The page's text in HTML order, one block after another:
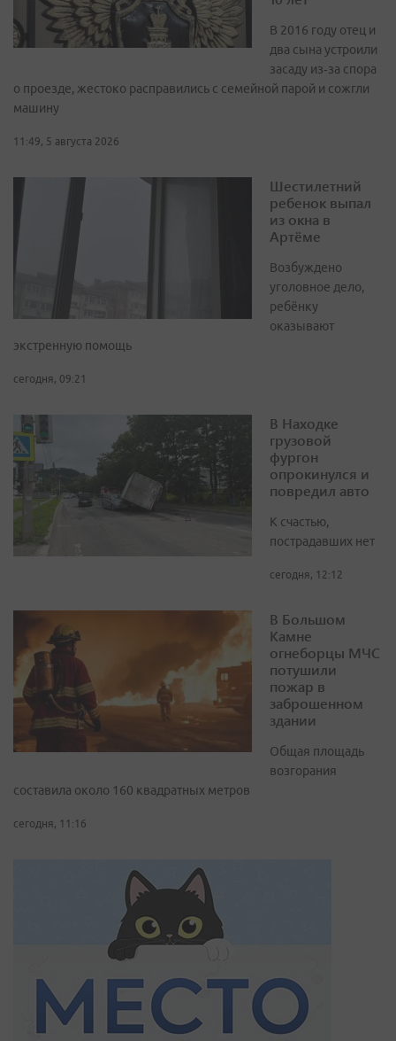
В 2016 году отец и
два сына устроили
засаду из‑за спора
о проезде, жестоко расправились с семейной парой и сожгли
машину
11:49, 5 августа 2026
Шестилетний
ребенок выпал
из окна в
Артёме
Возбуждено
уголовное дело,
ребёнку
оказывают
экстренную помощь
сегодня, 09:21
В Находке
грузовой
фургон
опрокинулся и
повредил авто
К счастью,
пострадавших нет
сегодня, 12:12
В Большом
Камне
огнеборцы МЧС
потушили
пожар в
заброшенном
здании
Общая площадь
возгорания
составила около 160 квадратных метров
сегодня, 11:16